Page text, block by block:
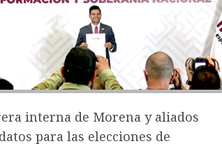
interna de Morena y aliados
para las elecciones de